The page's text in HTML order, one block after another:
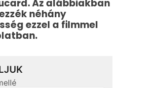
Az alábbiakban
néhány
ezzel a filmmel